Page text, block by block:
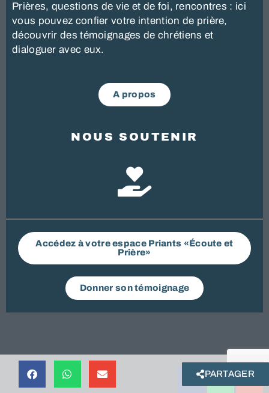
Prières, questions de vie et de foi, rencontres : ici
vous pouvez confier votre intention de prière,
découvrir des témoignages de chrétiens et
dialoguer avec eux.
A propos
NOUS SOUTENIR
Accédez à votre espace Priants «Écoute et
Prière»
Donner son témoignage
PARTAGER